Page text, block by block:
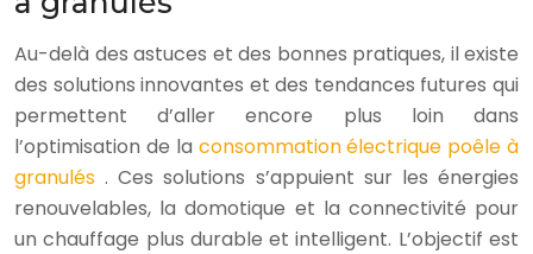
Au-delà des astuces et des bonnes pratiques, il existe
des solutions innovantes et des tendances futures qui
permettent d’aller encore plus loin dans
l’optimisation de la consommation électrique poêle à
granulés. Ces solutions s’appuient sur les énergies
renouvelables, la domotique et la connectivité pour
un chauffage plus durable et intelligent. L’objectif est